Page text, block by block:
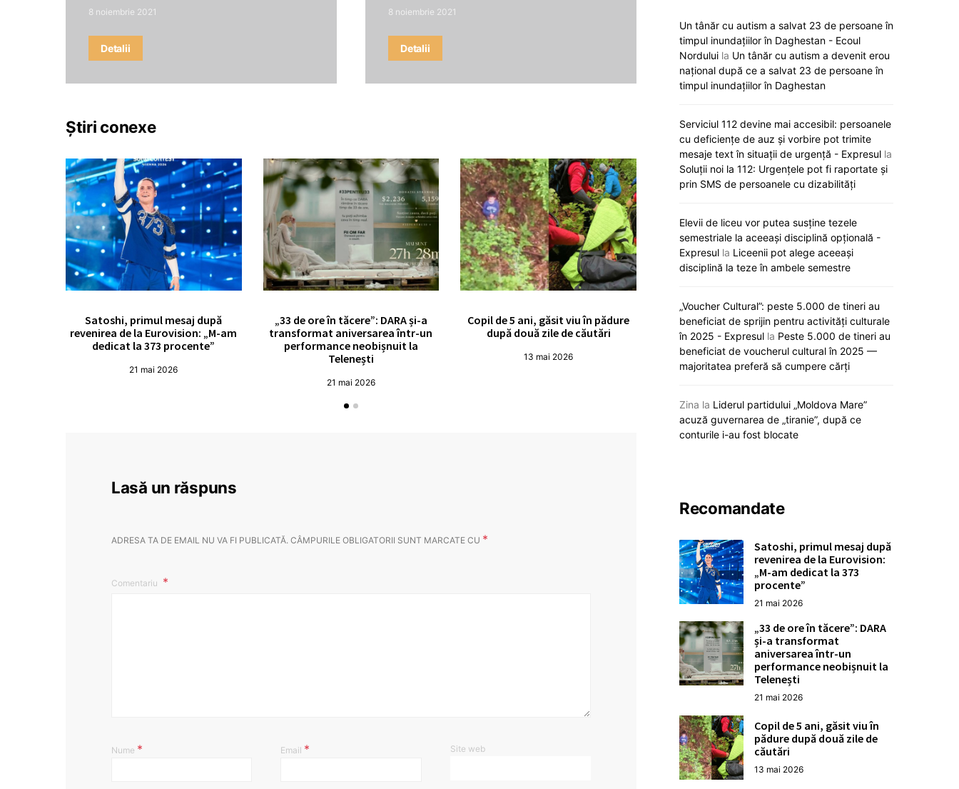
8 noiembrie 2021
Detalii
8 noiembrie 2021
Detalii
Știri conexe
Satoshi, primul mesaj după
revenirea de la Eurovision: „M-am
dedicat la 373 procente”
21 mai 2026
„33 de ore în tăcere”: DARA și-a
transformat aniversarea într-un
performance neobișnuit la
Telenești
21 mai 2026
Copil de 5 ani, găsit viu în pădure
după două zile de căutări
13 mai 2026
„Viva, Moldova!” răsună astăzi la
Eurovision: Satoshi intră primul în
concurs
12 mai 2026
Noi reguli de
universități. Ce
Lasă un răspuns
ADRESA TA DE EMAIL NU VA FI PUBLICATĂ. CÂMPURILE OBLIGATORII SUNT MARCATE CU *
Comentariu
Nume * Email * Site web
Un tânăr cu autism a salvat 23 de persoane în
timpul inundațiilor în Daghestan - Ecoul
Nordului la Un tânăr cu autism a devenit erou
național după ce a salvat 23 de persoane în
timpul inundațiilor în Daghestan
Serviciul 112 devine mai accesibil: persoanele
cu deficiențe de auz și vorbire pot trimite
mesaje text în situații de urgență - Expresul la
Soluții noi la 112: Urgențele pot fi raportate și
prin SMS de persoanele cu dizabilități
Elevii de liceu vor putea susține tezele
semestriale la aceeași disciplină opțională -
Expresul la Liceenii pot alege aceeași
disciplină la teze în ambele semestre
„Voucher Cultural”: peste 5.000 de tineri au
beneficiat de sprijin pentru activități culturale
în 2025 - Expresul la Peste 5.000 de tineri au
beneficiat de voucherul cultural în 2025 —
majoritatea preferă să cumpere cărți
Zina la Liderul partidului „Moldova Mare”
acuză guvernarea de „tiranie”, după ce
conturile i-au fost blocate
Recomandate
Satoshi, primul mesaj după
revenirea de la Eurovision:
„M-am dedicat la 373
procente”
21 mai 2026
„33 de ore în tăcere”: DARA
și-a transformat
aniversarea într-un
performance neobișnuit la
Telenești
21 mai 2026
Copil de 5 ani, găsit viu în
pădure după două zile de
căutări
13 mai 2026